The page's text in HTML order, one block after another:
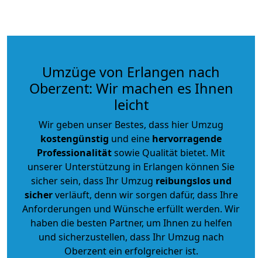
Umzüge von Erlangen nach
Oberzent: Wir machen es Ihnen
leicht
Wir geben unser Bestes, dass hier Umzug
kostengünstig und eine hervorragende
Professionalitätsowie Qualität bietet. Mit
unserer Unterstützung in Erlangen können Sie
sicher sein, dass Ihr Umzug reibungslos und
sicherverläuft, denn wir sorgen dafür, dass Ihre
Anforderungen und Wünsche erfüllt werden. Wir
haben die besten Partner, um Ihnen zu helfen
und sicherzustellen, dass Ihr Umzug nach
Oberzent ein erfolgreicher ist.